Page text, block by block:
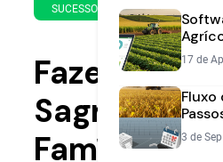
SUCESSO
de
2023
leitura
Fazenda
Sagrada
Família:
17 de
Fluxo
Sua
3 de